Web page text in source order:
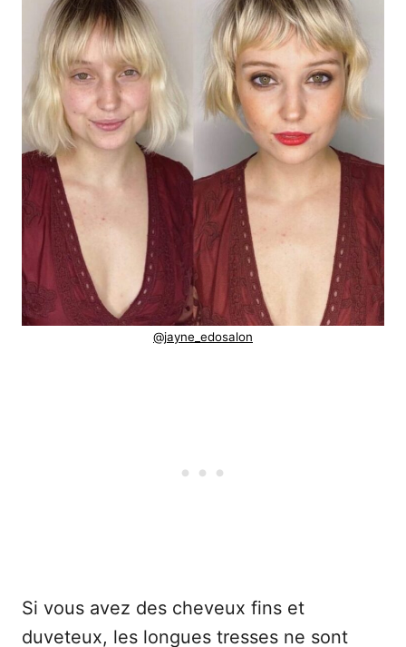
@jayne_edosalon
Si vous avez des cheveux fins et
duveteux, les longues tresses ne sont